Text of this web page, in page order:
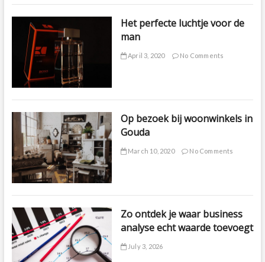
Het perfecte luchtje voor de
man
April 3, 2020 No Comments
Op bezoek bij woonwinkels in
Gouda
March 10, 2020 No Comments
Zo ontdek je waar business
analyse echt waarde toevoegt
July 3, 2026